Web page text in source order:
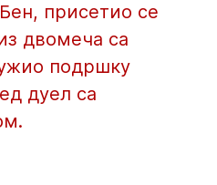
присетио се
двомеча са
подршку
дуел са